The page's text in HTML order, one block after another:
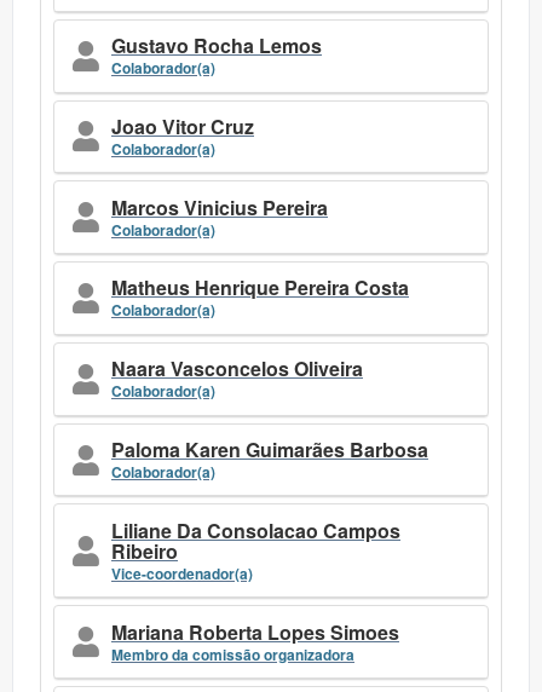
Gustavo Rocha Lemos
Colaborador(a)
Joao Vitor Cruz
Colaborador(a)
Marcos Vinicius Pereira
Colaborador(a)
Matheus Henrique Pereira Costa
Colaborador(a)
Naara Vasconcelos Oliveira
Colaborador(a)
Paloma Karen Guimarães Barbosa
Colaborador(a)
Liliane Da Consolacao Campos
Ribeiro
Vice-coordenador(a)
Mariana Roberta Lopes Simoes
Membro da comissão organizadora